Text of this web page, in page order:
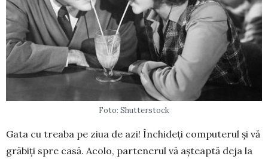
Foto: Shutterstock
Gata cu treaba pe ziua de azi! Închideți com­puterul și vă
grăbiți spre casă. Acolo, par­tenerul vă așteaptă deja la